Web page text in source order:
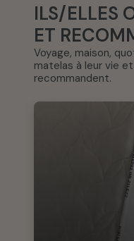
ILS/ELLES
ET
Voyage, maison,
matelas à leur vie
recommandent.